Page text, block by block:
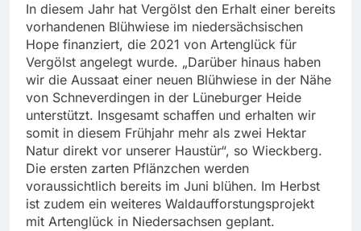
In diesem Jahr hat Vergölst den Erhalt einer bereits
vorhandenen Blühwiese im niedersächsischen
Hope finanziert, die 2021 von Artenglück für
Vergölst angelegt wurde. „Darüber hinaus haben
wir die Aussaat einer neuen Blühwiese in der Nähe
von Schneverdingen in der Lüneburger Heide
unterstützt. Insgesamt schaffen und erhalten wir
somit in diesem Frühjahr mehr als zwei Hektar
Natur direkt vor unserer Haustür“, so Wieckberg.
Die ersten zarten Pflänzchen werden
voraussichtlich bereits im Juni blühen. Im Herbst
ist zudem ein weiteres Waldaufforstungsprojekt
mit Artenglück in Niedersachsen geplant.